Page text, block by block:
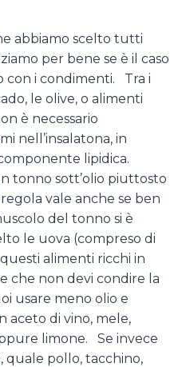
abbiamo scelto tutti
per bene se è il caso
con i condimenti. Tra i
le olive, o alimenti
è necessario
nell’insalatona, in
lipidica.
tonno sott’olio piuttosto
vale anche se ben
del tonno si è
le uova (compreso di
alimenti ricchi in
che non devi condire la
usare meno olio e
aceto di vino, mele,
limone. Se invece
quale pollo, tacchino,